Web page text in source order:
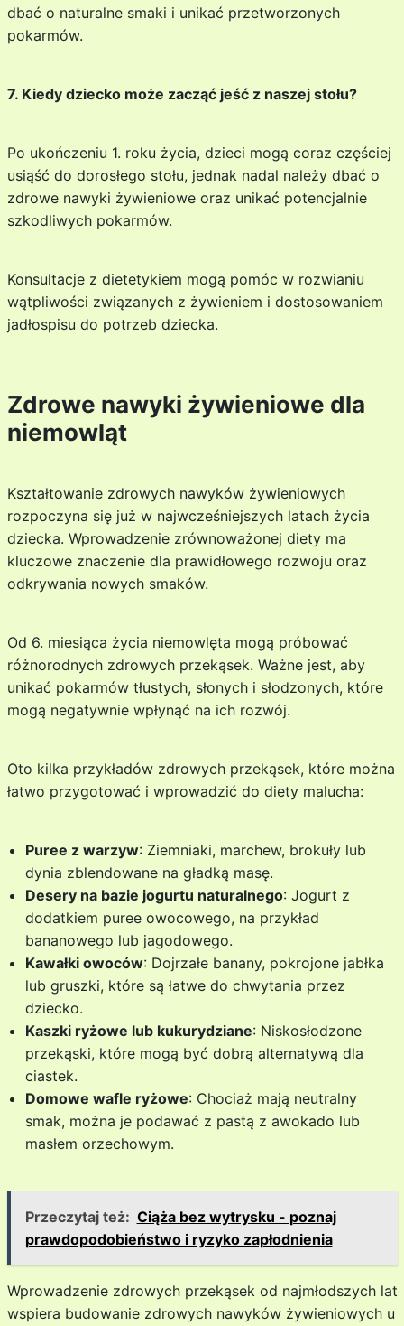
dbać o naturalne smaki i unikać przetworzonych
pokarmów.
7. Kiedy dziecko może zacząć jeść z naszej stołu?
Po ukończeniu 1. roku życia, dzieci mogą coraz częściej
usiąść do dorosłego stołu, jednak nadal należy dbać o
zdrowe nawyki żywieniowe oraz unikać potencjalnie
szkodliwych pokarmów.
Konsultacje z dietetykiem mogą pomóc w rozwianiu
wątpliwości związanych z żywieniem i dostosowaniem
jadłospisu do potrzeb dziecka.
Zdrowe nawyki żywieniowe dla
niemowląt
Kształtowanie zdrowych nawyków żywieniowych
rozpoczyna się już w najwcześniejszych latach życia
dziecka. Wprowadzenie zrównoważonej diety ma
kluczowe znaczenie dla prawidłowego rozwoju oraz
odkrywania nowych smaków.
Od 6. miesiąca życia niemowlęta mogą próbować
różnorodnych zdrowych przekąsek. Ważne jest, aby
unikać pokarmów tłustych, słonych i słodzonych, które
mogą negatywnie wpłynąć na ich rozwój.
Oto kilka przykładów zdrowych przekąsek, które można
łatwo przygotować i wprowadzić do diety malucha:
Puree z warzyw: Ziemniaki, marchew, brokuły lub
dynia zblendowane na gładką masę.
Desery na bazie jogurtu naturalnego: Jogurt z
dodatkiem puree owocowego, na przykład
bananowego lub jagodowego.
Kawałki owoców: Dojrzałe banany, pokrojone jabłka
lub gruszki, które są łatwe do chwytania przez
dziecko.
Kaszki ryżowe lub kukurydziane: Niskosłodzone
przekąski, które mogą być dobrą alternatywą dla
ciastek.
Domowe wafle ryżowe: Chociaż mają neutralny
smak, można je podawać z pastą z awokado lub
masłem orzechowym.
Przeczytaj też: Ciąża bez wytrysku - poznaj
prawdopodobieństwo i ryzyko zapłodnienia
Wprowadzenie zdrowych przekąsek od najmłodszych lat
wspiera budowanie zdrowych nawyków żywieniowych u